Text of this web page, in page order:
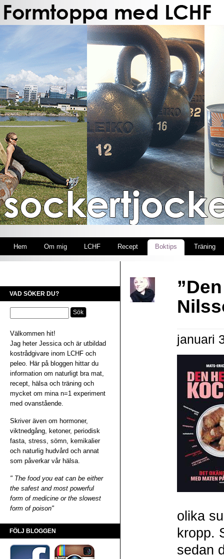
Hem Om mig LCHF Recept Boktips Träning
VAD SÖKER DU?
Välkommen hit!
Jag heter Jessica och är utbildad
kostrådgivare inom LCHF och
peleo. Här på bloggen hittar du
information om naturligt bra mat,
recept, hälsa och träning och
mycket om mina n=1 experiment
med ovanstående.
Skriver även om hormoner,
viktnedgång, ketoner, periodisk
fasta, stress, sömn, kemikalier
och naturlig hudvård och annat
som påverkar vår hälsa.
" The food you eat can be either
the safest and most powerful
form of medicine or the slowest
form of poison"
FÖLJ BLOGGEN
januari
olika
kropp.
sedan